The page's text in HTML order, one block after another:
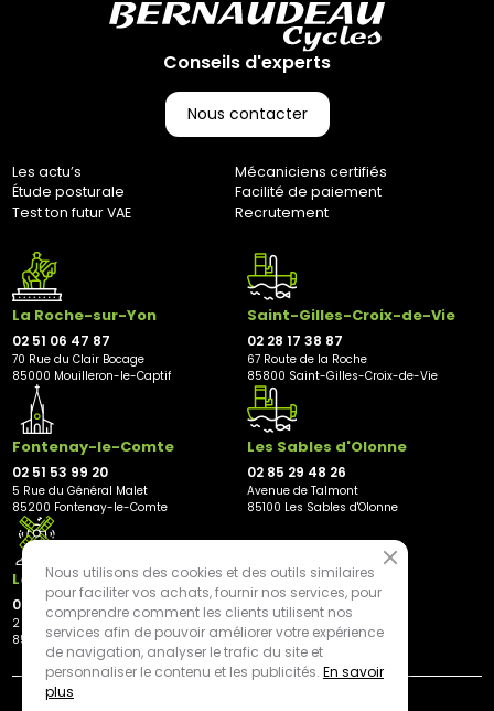
Conseils d'experts
Nous contacter
Les actu’s
Mécaniciens certifiés
Étude posturale
Facilité de paiement
Test ton futur VAE
Recrutement
La Roche-sur-Yon
02 51 06 47 87
70 Rue du Clair Bocage
85000 Mouilleron-le-Captif
Saint-Gilles-Croix-de-Vie
02 28 17 38 87
67 Route de la Roche
85800 Saint-Gilles-Croix-de-Vie
Fontenay-le-Comte
02 51 53 99 20
5 Rue du Général Malet
85200 Fontenay-le-Comte
Les Sables d'Olonne
02 85 29 48 26
Avenue de Talmont
85100 Les Sables d'Olonne
Les Herbiers
02 21 81 23 11
2 rue des Peupliers
85500 Les Herbiers
Nous utilisons des cookies et des outils similaires
pour faciliter vos achats, fournir nos services, pour
comprendre comment les clients utilisent nos
services afin de pouvoir améliorer votre expérience
de navigation, analyser le trafic du site et
personnaliser le contenu et les publicités. En savoir
plus